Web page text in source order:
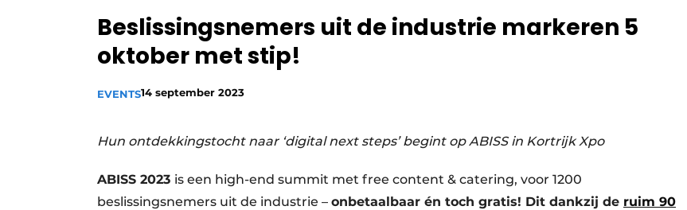
Privacy / Cookie statement
Vacature aanmelden
Vacatures
Beslissingsnemers uit de industrie markeren 5
oktober met stip!
EVENTS14 september 2023
Hun ontdekkingstocht naar ‘digital next steps’ begint op ABISS in Kortrijk Xpo
ABISS 2023 is een high-end summit met free content & catering, voor 1200
beslissingsnemers uit de industrie – onbetaalbaar én toch gratis! Dit dankzij de ruim 90